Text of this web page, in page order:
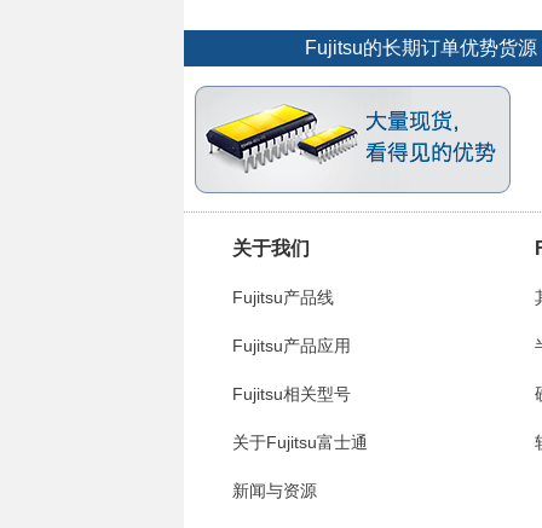
Fujitsu的长期订单优势货
关于我们
Fujitsu产品线
Fujitsu产品应用
Fujitsu相关型号
关于Fujitsu富士通
新闻与资源